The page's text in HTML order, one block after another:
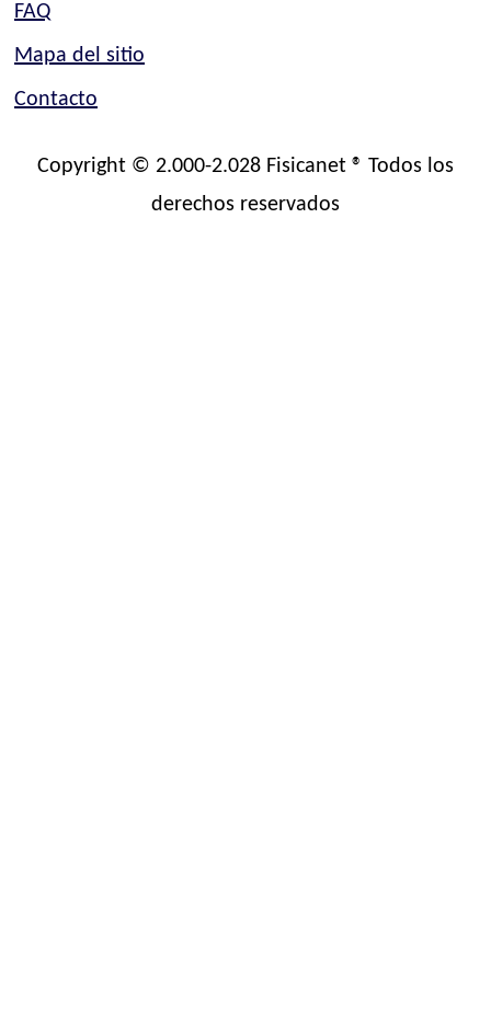
FAQ
Mapa del sitio
Contacto
Copyright © 2.000-2.028 Fisicanet ® Todos los
derechos reservados